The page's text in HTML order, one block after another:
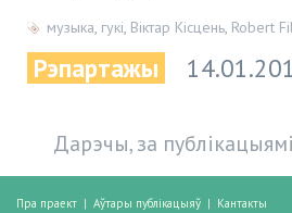
музыка, гукі, Віктар Кісцень, Robert
Рэпартажы
Дарэчы, за
Пра праект | Аўтары публікацыяў | Кантакты